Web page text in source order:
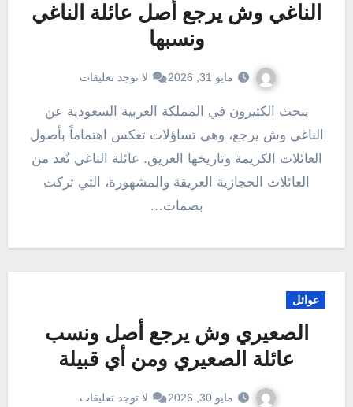
الناغي وش يرجع أصل عائلة الناغي
ونسبها
مايو 31, 2026 لا توجد تعليقات
يبحث الكثيرون في المملكة العربية السعودية عن
الناغي وش يرجع، وهي تساؤلات تعكس اهتماماً بأصول
العائلات الكريمة وتاريخها العريق. عائلة الناغي تُعد من
العائلات الحجازية العريقة والمشهورة، التي تركت
بصمات…
عوائل
الصعيري وش يرجع أصل ونسب
عائلة الصعيري ومن أي قبيلة
مايو 30, 2026 لا توجد تعليقات